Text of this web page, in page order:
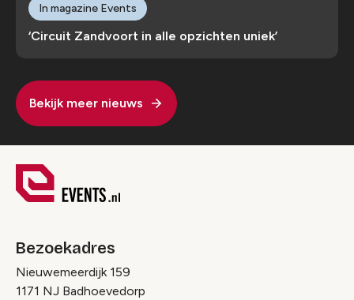
‘Circuit Zandvoort in alle opzichten uniek’
In magazine Events
Bekijk meer nieuws
Bezoekadres
Nieuwemeerdijk 159
1171 NJ Badhoevedorp